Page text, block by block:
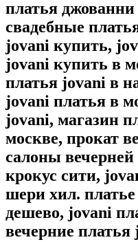
платья
свадебные
jovani купить,
jovani купить в
платья jovani в
jovani платья в
jovani, магазин
москве, прокат
салоны
крокус сити,
шери хил.
дешево, jovani
вечерние